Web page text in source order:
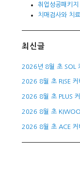
취업성공패키지
치매검사와 치
최신글
2026년 8월 초 SOL
2026 8월 초 RISE 커
2026 8월 초 PLUS
2026 8월 초
2026 8월 초 ACE 커